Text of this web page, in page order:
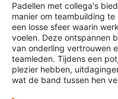
Padellen met collega's
manier om teambuilding
een losse sfeer waarin
voelen. Deze ontspannen
van onderling vertrouwen
teamleden. Tijdens een
plezier hebben,
wat de band tussen hen